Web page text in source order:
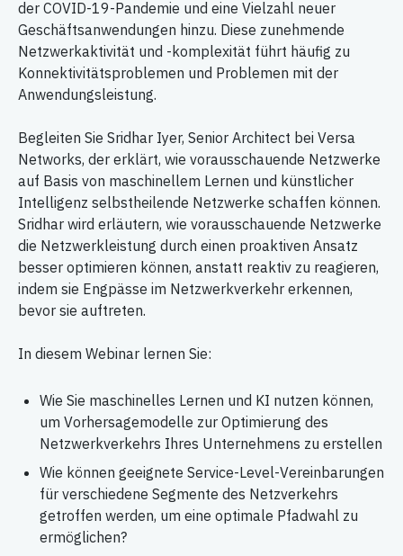
der COVID-19-Pandemie und eine Vielzahl neuer
Geschäftsanwendungen hinzu. Diese zunehmende
Netzwerkaktivität und -komplexität führt häufig zu
Konnektivitätsproblemen und Problemen mit der
Anwendungsleistung.
Begleiten Sie Sridhar Iyer, Senior Architect bei Versa
Networks, der erklärt, wie vorausschauende Netzwerke
auf Basis von maschinellem Lernen und künstlicher
Intelligenz selbstheilende Netzwerke schaffen können.
Sridhar wird erläutern, wie vorausschauende Netzwerke
die Netzwerkleistung durch einen proaktiven Ansatz
besser optimieren können, anstatt reaktiv zu reagieren,
indem sie Engpässe im Netzwerkverkehr erkennen,
bevor sie auftreten.
In diesem Webinar lernen Sie:
Wie Sie maschinelles Lernen und KI nutzen können,
um Vorhersagemodelle zur Optimierung des
Netzwerkverkehrs Ihres Unternehmens zu erstellen
Wie können geeignete Service-Level-Vereinbarungen
für verschiedene Segmente des Netzverkehrs
getroffen werden, um eine optimale Pfadwahl zu
ermöglichen?